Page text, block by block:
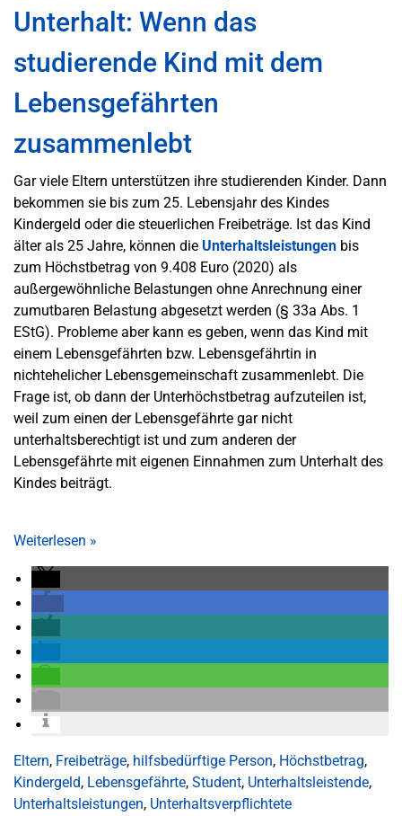
Unterhalt: Wenn das
studierende Kind mit dem
Lebensgefährten
zusammenlebt
Gar viele Eltern unterstützen ihre studierenden Kinder. Dann
bekommen sie bis zum 25. Lebensjahr des Kindes
Kindergeld oder die steuerlichen Freibeträge. Ist das Kind
älter als 25 Jahre, können die Unterhaltsleistungen bis
zum Höchstbetrag von 9.408 Euro (2020) als
außergewöhnliche Belastungen ohne Anrechnung einer
zumutbaren Belastung abgesetzt werden (§ 33a Abs. 1
EStG). Probleme aber kann es geben, wenn das Kind mit
einem Lebensgefährten bzw. Lebensgefährtin in
nichtehelicher Lebensgemeinschaft zusammenlebt. Die
Frage ist, ob dann der Unterhöchstbetrag aufzuteilen ist,
weil zum einen der Lebensgefährte gar nicht
unterhaltsberechtigt ist und zum anderen der
Lebensgefährte mit eigenen Einnahmen zum Unterhalt des
Kindes beiträgt.
Weiterlesen »
Eltern, Freibeträge, hilfsbedürftige Person, Höchstbetrag,
Kindergeld, Lebensgefährte, Student, Unterhaltsleistende,
Unterhaltsleistungen, Unterhaltsverpflichtete